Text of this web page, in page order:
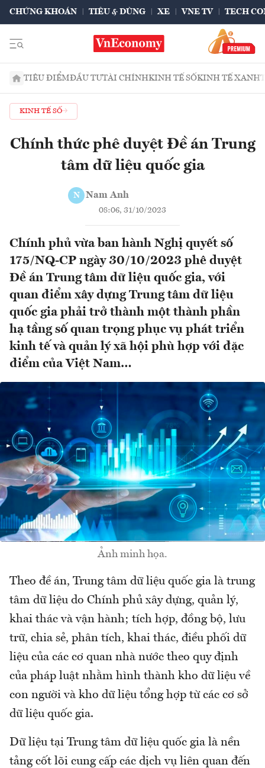
CHỨNG KHOÁN TIÊU & DÙNG XE VNE TV TECH
TIÊU ĐIỂMĐẦU TƯTÀI CHÍNHKINH TẾ SỐKINH TẾ XANH
KINH TẾ SỐ
Chính thức phê duyệt Đề án Trung
tâm dữ liệu quốc gia
N Nam Anh
08:06, 31/10/2023
Chính phủ vừa ban hành Nghị quyết số
175/NQ-CP ngày 30/10/2023 phê duyệt
Đề án Trung tâm dữ liệu quốc gia, với
quan điểm xây dựng Trung tâm dữ liệu
quốc gia phải trở thành một thành phần
hạ tầng số quan trọng phục vụ phát triển
kinh tế và quản lý xã hội phù hợp với đặc
điểm của Việt Nam…
Ảnh minh họa.
Theo đề án, Trung tâm dữ liệu quốc gia là trung
tâm dữ liệu do Chính phủ xây dựng, quản lý,
khai thác và vận hành; tích hợp, đồng bộ, lưu
trữ, chia sẻ, phân tích, khai thác, điều phối dữ
liệu của các cơ quan nhà nước theo quy định
của pháp luật nhằm hình thành kho dữ liệu về
con người và kho dữ liệu tổng hợp từ các cơ sở
dữ liệu quốc gia.
Dữ liệu tại Trung tâm dữ liệu quốc gia là nền
tảng cốt lõi cung cấp các dịch vụ liên quan đến